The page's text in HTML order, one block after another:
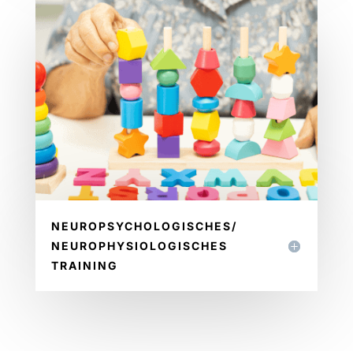
NEUROPSYCHOLOGISCHES/
NEUROPHYSIOLOGISCHES
TRAINING